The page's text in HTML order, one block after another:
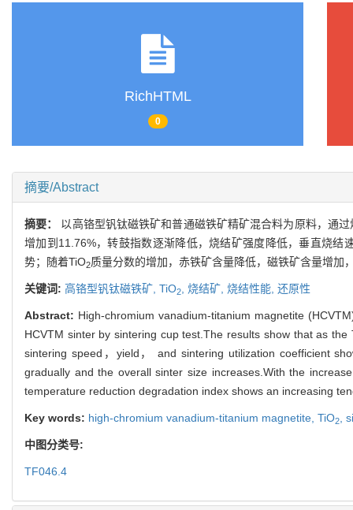
RichHTML
0
摘要/Abstract
摘要： 以高铬型钒钛磁铁矿和普通磁铁矿精矿混合料为原料，通
增加到11.76%，转鼓指数逐渐降低，烧结矿强度降低，垂直烧
势；随着TiO2质量分数的增加，赤铁矿含量降低，磁铁矿含量增加
关键词: 高铬型钒钛磁铁矿, TiO2, 烧结矿, 烧结性能, 还原性
Abstract: High-chromium vanadium-titanium magnetite
HCVTM sinter by sintering cup test.The results show that as the
sintering speed，yield， and sintering utilization coefficient
gradually and the overall sinter size increases.With the
temperature reduction degradation index shows an increasing
Key words: high-chromium vanadium-titanium magnetite, TiO2,
中图分类号:
TF046.4